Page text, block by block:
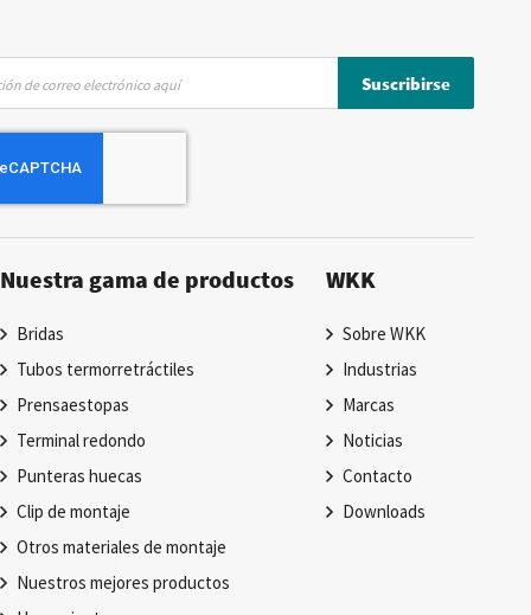
Suscribirse
Nuestra gama de productos
Bridas
Tubos termorretráctiles
Prensaestopas
Terminal redondo
Punteras huecas
Clip de montaje
Otros materiales de montaje
Nuestros mejores productos
WKK
Sobre WKK
Industrias
Marcas
Noticias
Contacto
Downloads